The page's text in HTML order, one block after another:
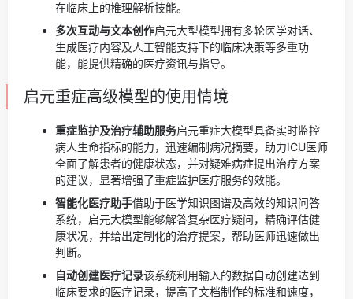
在临床上的推理解析技能。
多次互动与文本创作启元大型模型拥有多轮医学对话、
生成医疗内容及人工智能支持下的临床决策等多重功
能，能提供精确的医疗资讯与指导。
启元重症高级模型的使用情境
重症监护及治疗辅助服务启元重症大模型具备实时监控
病人生命指标的能力，迅速编制病况摘要，助力ICU医师
全面了解患者的健康状态，并对疑难病症提出治疗方案
的建议，显著增强了重症监护医疗服务的效能。
智能化医疗助手借助于医学知识图谱及高效的知识问答
系统，启元大模型能够解答复杂医疗疑问，精确评估健
康状况，并给出定制化的治疗提案，帮助医师迅速做出
判断。
自动创建医疗记录该系统利用输入的数据自动创建达到
临床要求的医疗记录，提高了文档制作的标准和速度，